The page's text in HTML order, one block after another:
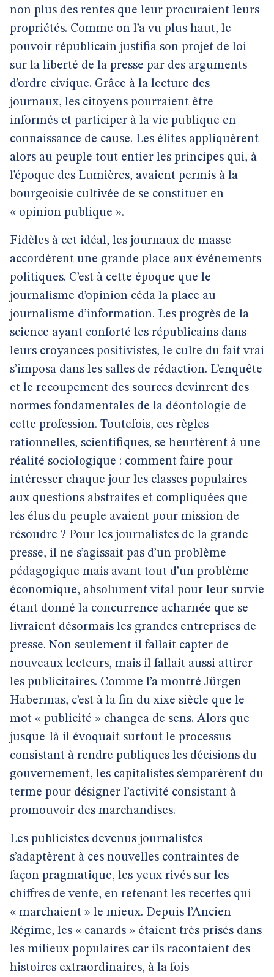
non plus des rentes que leur procuraient leurs
propriétés. Comme on l’a vu plus haut, le
pouvoir républicain justifia son projet de loi
sur la liberté de la presse par des arguments
d’ordre civique. Grâce à la lecture des
journaux, les citoyens pourraient être
informés et participer à la vie publique en
connaissance de cause. Les élites appliquèrent
alors au peuple tout entier les principes qui, à
l’époque des Lumières, avaient permis à la
bourgeoisie cultivée de se constituer en
« opinion publique ».
Fidèles à cet idéal, les journaux de masse
accordèrent une grande place aux événements
politiques. C’est à cette époque que le
journalisme d’opinion céda la place au
journalisme d’information. Les progrès de la
science ayant conforté les républicains dans
leurs croyances positivistes, le culte du fait vrai
s’imposa dans les salles de rédaction. L’enquête
et le recoupement des sources devinrent des
normes fondamentales de la déontologie de
cette profession. Toutefois, ces règles
rationnelles, scientifiques, se heurtèrent à une
réalité sociologique : comment faire pour
intéresser chaque jour les classes populaires
aux questions abstraites et compliquées que
les élus du peuple avaient pour mission de
résoudre ? Pour les journalistes de la grande
presse, il ne s’agissait pas d’un problème
pédagogique mais avant tout d’un problème
économique, absolument vital pour leur survie
étant donné la concurrence acharnée que se
livraient désormais les grandes entreprises de
presse. Non seulement il fallait capter de
nouveaux lecteurs, mais il fallait aussi attirer
les publicitaires. Comme l’a montré Jürgen
Habermas, c’est à la fin du xixe siècle que le
mot « publicité » changea de sens. Alors que
jusque-là il évoquait surtout le processus
consistant à rendre publiques les décisions du
gouvernement, les capitalistes s’emparèrent du
terme pour désigner l’activité consistant à
promouvoir des marchandises.
Les publicistes devenus journalistes
s’adaptèrent à ces nouvelles contraintes de
façon pragmatique, les yeux rivés sur les
chiffres de vente, en retenant les recettes qui
« marchaient » le mieux. Depuis l’Ancien
Régime, les « canards » étaient très prisés dans
les milieux populaires car ils racontaient des
histoires extraordinaires, à la fois